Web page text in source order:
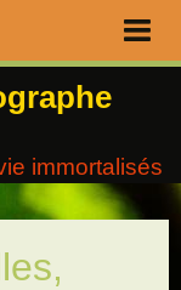
immortalisés